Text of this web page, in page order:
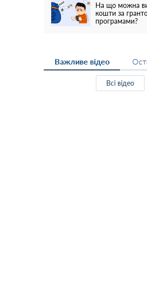
На що можна
кошти за
програмами?
Важливе відео
Всі відео